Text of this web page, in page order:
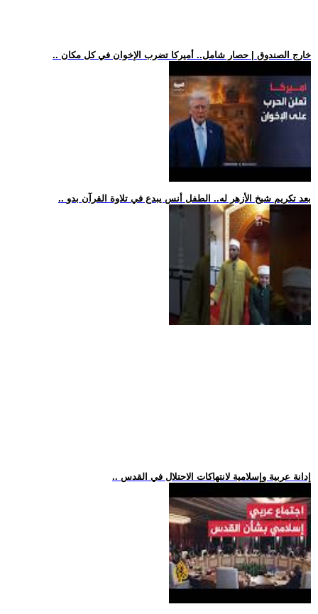
.. خارج الصندوق | حصار شامل.. أميركا تضرب الإخوان في كل مكان
.. بعد تكريم شيخ الأزهر له.. الطفل أنس يبدع في تلاوة القرآن بدو
.. إدانة عربية وإسلامية لانتهاكات الاحتلال في القدس